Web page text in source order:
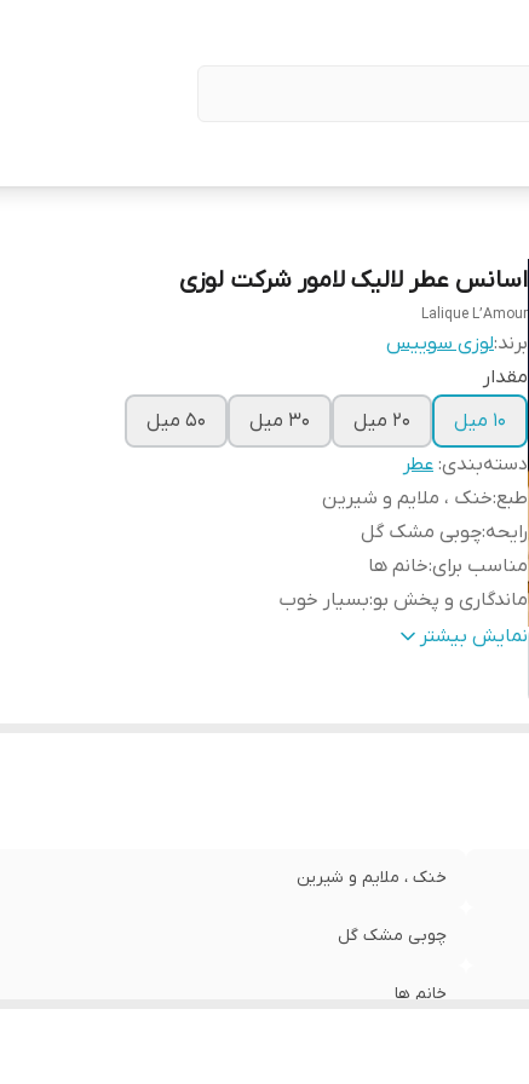
اسانس عطر لالیک لامور شرکت لوزی
Lalique L’Amour
برند:لوزی سوییس
مقدار
۱۰ میل
۲۰ میل ۳۰ میل
۵۰ میل
دسته‌بندی: عطر
طبع:خنک ، ملایم و شیرین
رایحه:چوبی مشک گل
مناسب برای:خانم ها
ماندگاری و پخش بو:بسیار خوب
فصل: فصول گرم
نمایش بیشتر
خنک ، ملایم و شیرین
چوبی مشک گل
خانم ها